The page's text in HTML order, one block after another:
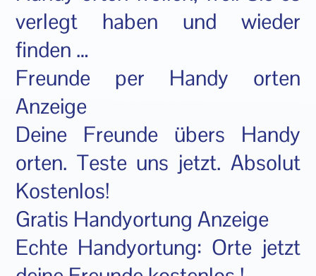
verlegt haben und wieder
finden …
Freunde per Handy orten
Anzeige
Deine Freunde übers Handy
orten. Teste uns jetzt. Absolut
Kostenlos!
Gratis Handyortung Anzeige
Echte Handyortung: Orte jetzt